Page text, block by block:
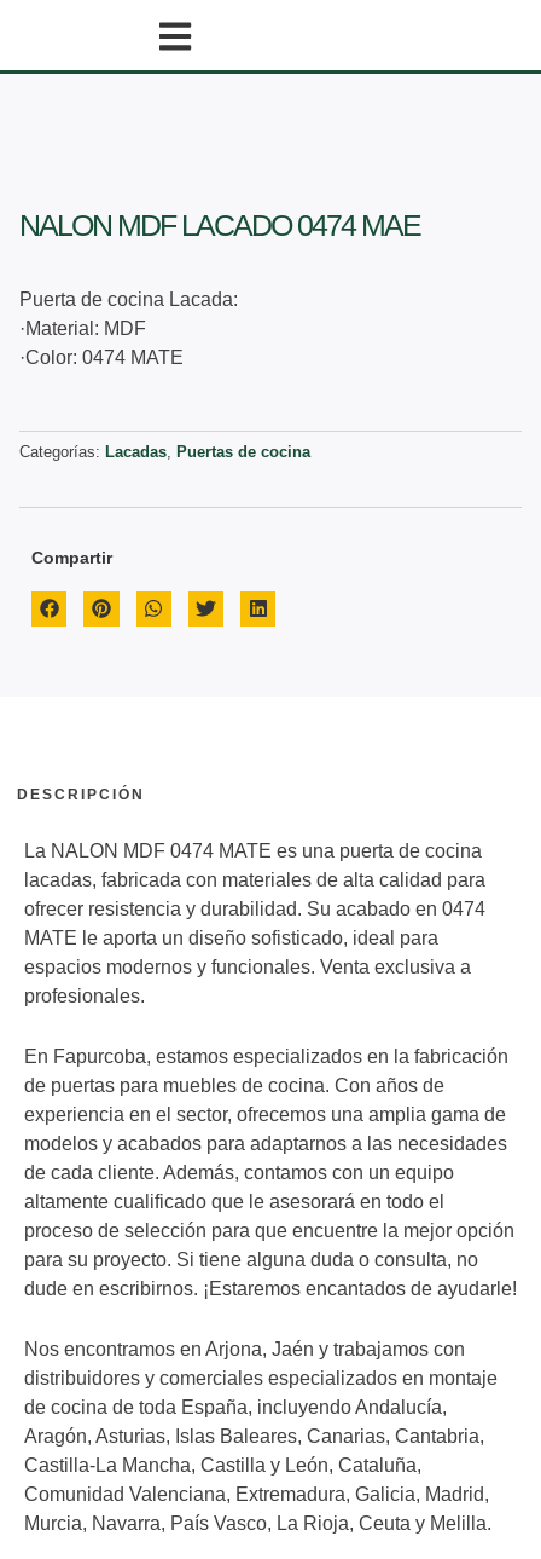
contenido
NALON MDF LACADO 0474 MAE
Puerta de cocina Lacada:
·Material: MDF
·Color: 0474 MATE
Categorías: Lacadas, Puertas de cocina
Compartir
DESCRIPCIÓN
La NALON MDF 0474 MATE es una puerta de cocina
lacadas, fabricada con materiales de alta calidad para
ofrecer resistencia y durabilidad. Su acabado en 0474
MATE le aporta un diseño sofisticado, ideal para
espacios modernos y funcionales. Venta exclusiva a
profesionales.
En Fapurcoba, estamos especializados en la fabricación
de puertas para muebles de cocina. Con años de
experiencia en el sector, ofrecemos una amplia gama de
modelos y acabados para adaptarnos a las necesidades
de cada cliente. Además, contamos con un equipo
altamente cualificado que le asesorará en todo el
proceso de selección para que encuentre la mejor opción
para su proyecto. Si tiene alguna duda o consulta, no
dude en escribirnos. ¡Estaremos encantados de ayudarle!
Nos encontramos en Arjona, Jaén y trabajamos con
distribuidores y comerciales especializados en montaje
de cocina de toda España, incluyendo Andalucía,
Aragón, Asturias, Islas Baleares, Canarias, Cantabria,
Castilla-La Mancha, Castilla y León, Cataluña,
Comunidad Valenciana, Extremadura, Galicia, Madrid,
Murcia, Navarra, País Vasco, La Rioja, Ceuta y Melilla.